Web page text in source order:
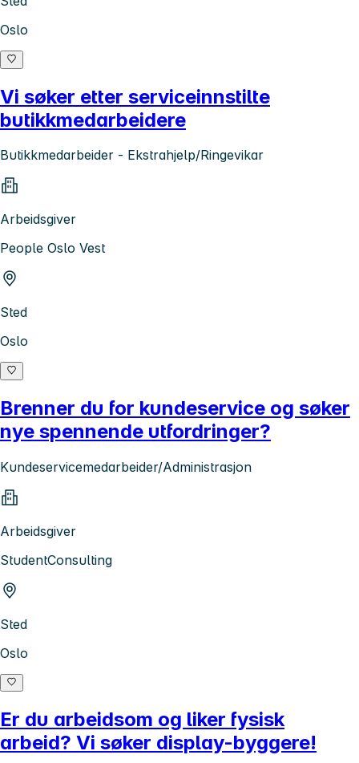
Oslo
Vi søker etter serviceinnstilte
butikkmedarbeidere
Butikkmedarbeider - Ekstrahjelp/Ringevikar
Arbeidsgiver
People Oslo Vest
Sted
Oslo
Brenner du for kundeservice og søker
nye spennende utfordringer?
Kundeservicemedarbeider/Administrasjon
Arbeidsgiver
StudentConsulting
Sted
Oslo
Er du arbeidsom og liker fysisk
arbeid? Vi søker display-byggere!